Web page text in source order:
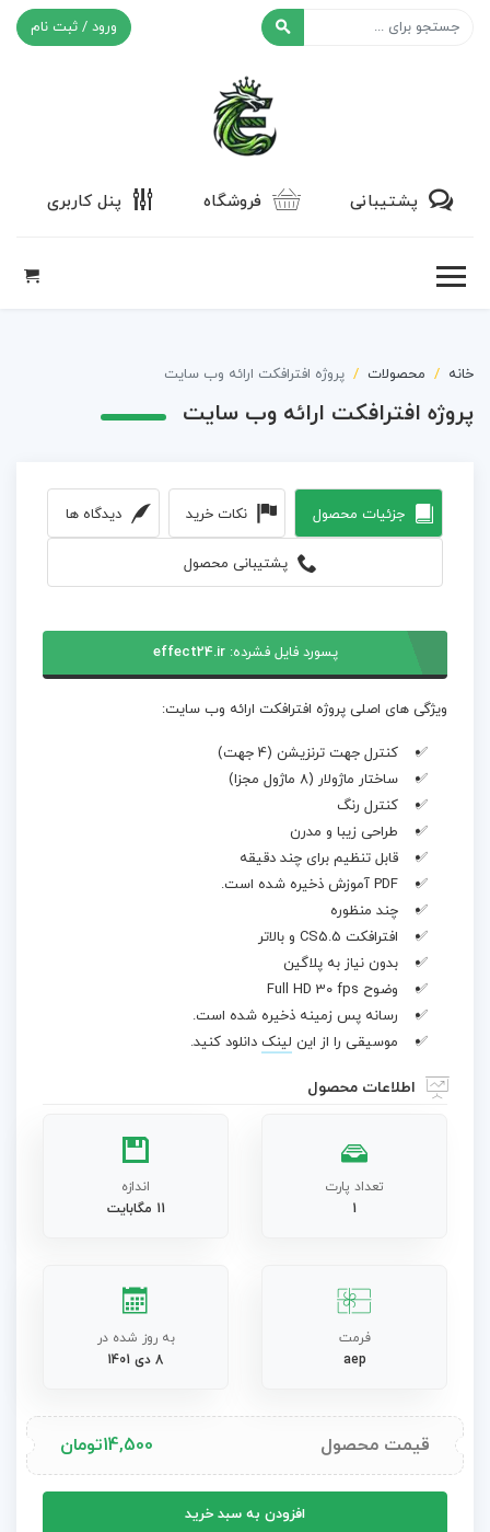
ورود / ثبت نام
پشتیبانی فروشگاه پنل کاربری
خانه محصولات پروژه افترافکت ارائه وب سایت
پروژه افترافکت ارائه وب سایت
جزئیات محصول نکات خرید دیدگاه ها
پشتیبانی محصول
پسورد فایل فشرده:effect24.ir
ویژگی های اصلی پروژه افترافکت ارائه وب سایت:
کنترل جهت ترنزیشن (4 جهت)
ساختار ماژولار (8 ماژول مجزا)
کنترل رنگ
طراحی زیبا و مدرن
قابل تنظیم برای چند دقیقه
PDF آموزش ذخیره شده است.
چند منظوره
افترافکت CS5.5 و بالاتر
بدون نیاز به پلاگین
وضوح Full HD 30 fps
رسانه پس زمینه ذخیره شده است.
موسیقی را از این لینک دانلود کنید.
اطلاعات محصول
تعداد پارت
1
اندازه
11 مگابایت
فرمت
aep
به روز شده در
8 دی 1401
قیمت محصول 14,500تومان
افزودن به سبد خرید